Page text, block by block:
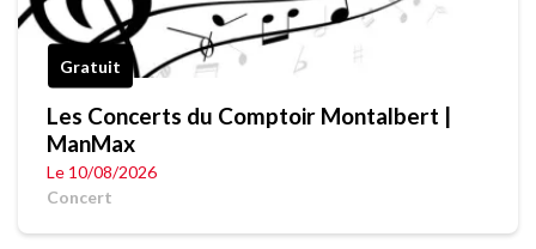
Gratuit
Les Concerts du Comptoir Montalbert |
ManMax
Le 10/08/2026
Concert